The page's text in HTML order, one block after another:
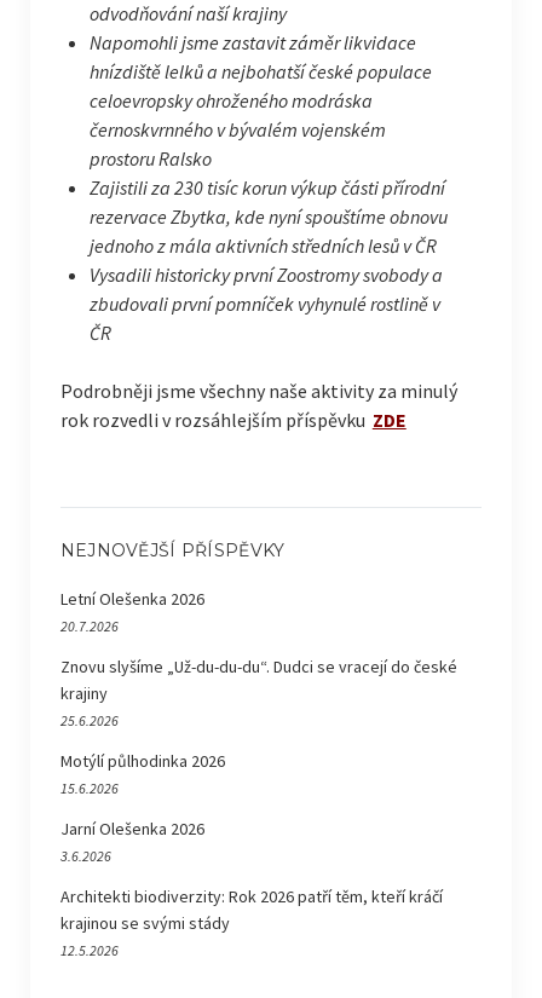
odvodňování naší krajiny
Napomohli jsme zastavit záměr likvidace
hnízdiště lelků a nejbohatší české populace
celoevropsky ohroženého modráska
černoskvrnného v bývalém vojenském
prostoru Ralsko
Zajistili za 230 tisíc korun výkup části přírodní
rezervace Zbytka, kde nyní spouštíme obnovu
jednoho z mála aktivních středních lesů v ČR
Vysadili historicky první Zoostromy svobody a
zbudovali první pomníček vyhynulé rostlině v
ČR
Podrobněji jsme všechny naše aktivity za minulý
rok rozvedli v rozsáhlejším příspěvku ZDE
NEJNOVĚJŠÍ PŘÍSPĚVKY
Letní Olešenka 2026
20.7.2026
Znovu slyšíme „Už-du-du-du“. Dudci se vracejí do české
krajiny
25.6.2026
Motýlí půlhodinka 2026
15.6.2026
Jarní Olešenka 2026
3.6.2026
Architekti biodiverzity: Rok 2026 patří těm, kteří kráčí
krajinou se svými stády
12.5.2026